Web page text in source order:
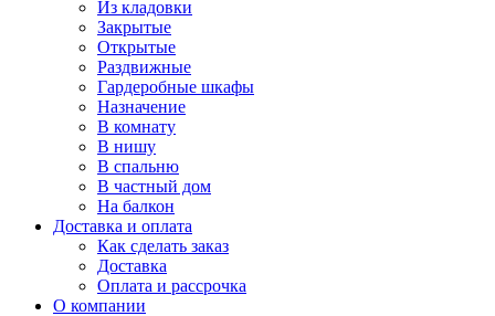
Из кладовки
Закрытые
Открытые
Раздвижные
Гардеробные шкафы
Назначение
В комнату
В нишу
В спальню
В частный дом
На балкон
Доставка и оплата
Как сделать заказ
Доставка
Оплата и рассрочка
О компании